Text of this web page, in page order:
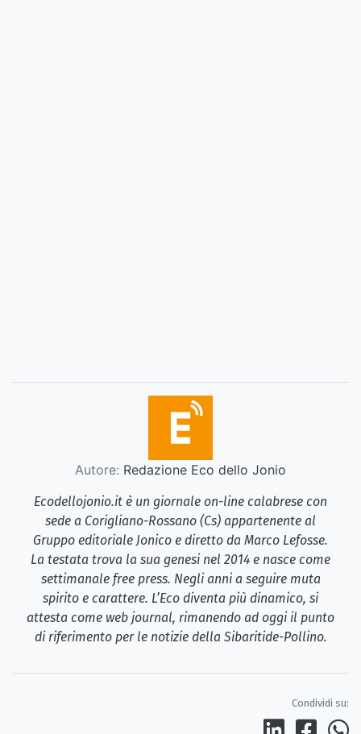
Autore: Redazione Eco dello Jonio
Ecodellojonio.it è un giornale on-line calabrese con
sede a Corigliano-Rossano (Cs) appartenente al
Gruppo editoriale Jonico e diretto da Marco Lefosse.
La testata trova la sua genesi nel 2014 e nasce come
settimanale free press. Negli anni a seguire muta
spirito e carattere. L’Eco diventa più dinamico, si
attesta come web journal, rimanendo ad oggi il punto
di riferimento per le notizie della Sibaritide-Pollino.
Condividi su: